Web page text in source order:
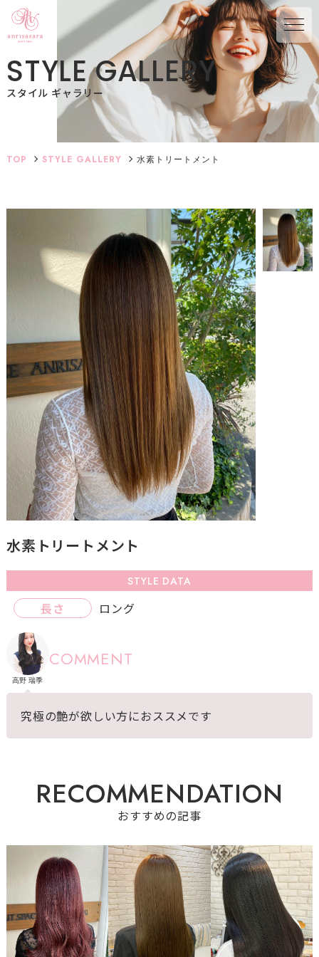
STYLE GALLERY
スタイル ギャラリー
TOP STYLE GALLERY 水素トリートメント
水素トリートメント
STYLE DATA
長さ ロング
高野 瑞季
COMMENT
究極の艶が欲しい方におススメです
RECOMMENDATION
おすすめの記事